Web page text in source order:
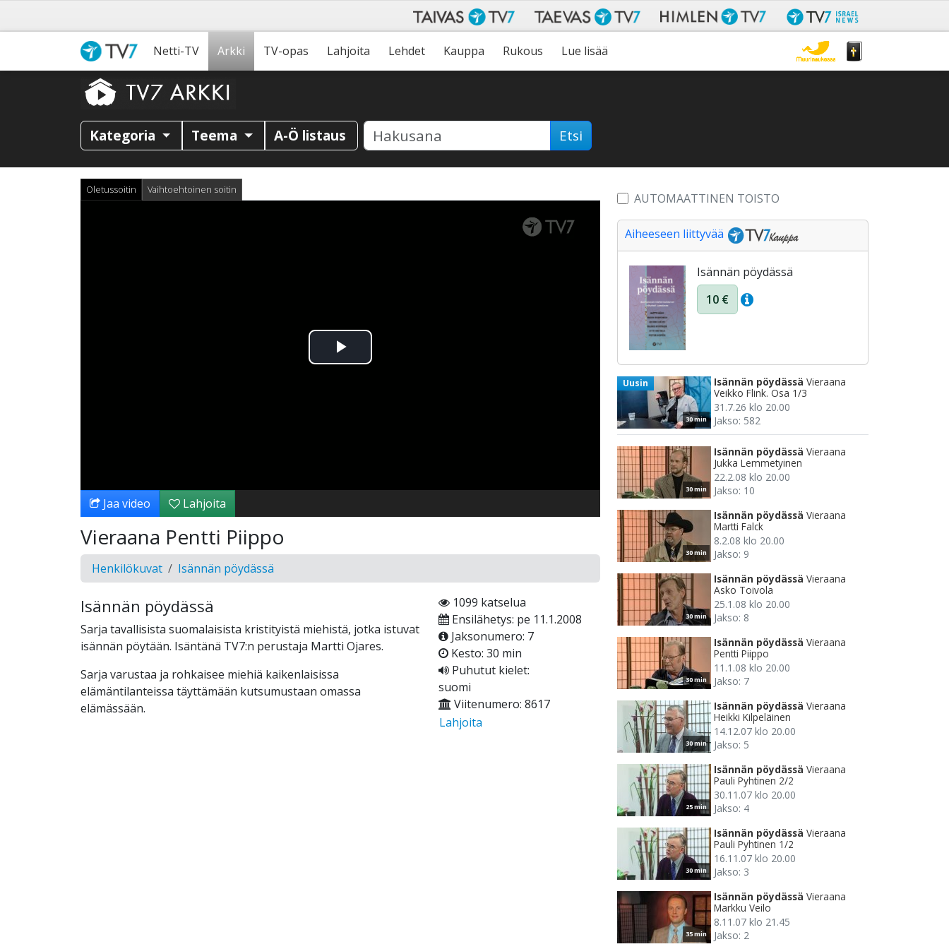
Netti-TV Arkki TV-opas Lahjoita Lehdet Kauppa Rukous Lue lisää
Kategoria Teema A-Ö listaus Etsi
Oletussoitin Vaihtoehtoinen soitin
Toista
Jaa video Lahjoita
Vieraana Pentti Piippo
Henkilökuvat Isännän pöydässä
Isännän pöydässä
Sarja tavallisista suomalaisista kristityistä miehistä, jotka istuvat
isännän pöytään. Isäntänä TV7:n perustaja Martti Ojares.
Sarja varustaa ja rohkaisee miehiä kaikenlaisissa
elämäntilanteissa täyttämään kutsumustaan omassa
elämässään.
1099 katselua
Ensilähetys: pe 11.1.2008
Jaksonumero: 7
Kesto: 30 min
Puhutut kielet:
suomi
Viitenumero: 8617
Lahjoita
AUTOMAATTINEN TOISTO
Aiheeseen liittyvää
Isännän pöydässä
10 €
30 min
Uusin Isännän pöydässä Vieraana
Veikko Flink. Osa 1/3
31.7.26 klo 20.00
Jakso: 582
30 min
Isännän pöydässä Vieraana
Jukka Lemmetyinen
22.2.08 klo 20.00
Jakso: 10
30 min
Isännän pöydässä Vieraana
Martti Falck
8.2.08 klo 20.00
Jakso: 9
30 min
Isännän pöydässä Vieraana
Asko Toivola
25.1.08 klo 20.00
Jakso: 8
30 min
Isännän pöydässä Vieraana
Pentti Piippo
11.1.08 klo 20.00
Jakso: 7
30 min
Isännän pöydässä Vieraana
Heikki Kilpeläinen
14.12.07 klo 20.00
Jakso: 5
25 min
Isännän pöydässä Vieraana
Pauli Pyhtinen 2/2
30.11.07 klo 20.00
Jakso: 4
30 min
Isännän pöydässä Vieraana
Pauli Pyhtinen 1/2
16.11.07 klo 20.00
Jakso: 3
35 min
Isännän pöydässä Vieraana
Markku Veilo
8.11.07 klo 21.45
Jakso: 2